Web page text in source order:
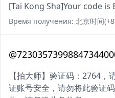
[Tai Kong Sha]Your code is
Время получения: 北京时间
【拍大师】验证码：2764
证账号安全，请勿将此验证